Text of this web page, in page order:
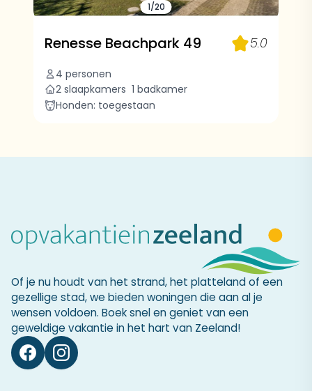
1/20
Renesse Beachpark 49
4 personen
2 slaapkamers 1 badkamer
Honden: toegestaan
5.0
Of je nu houdt van het strand, het platteland of een
gezellige stad, we bieden woningen die aan al je
wensen voldoen. Boek snel en geniet van een
geweldige vakantie in het hart van Zeeland!